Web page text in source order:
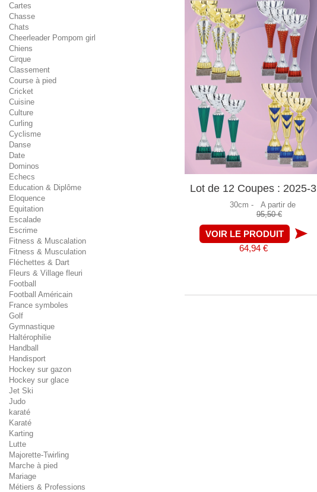
Cartes
Chasse
Chats
Cheerleader Pompom girl
Chiens
Cirque
Classement
Course à pied
Cricket
Cuisine
Culture
Curling
Cyclisme
Danse
Date
Dominos
Echecs
Education & Diplôme
Eloquence
Equitation
Escalade
Escrime
Fitness & Muscalation
Fitness & Musculation
Fléchettes & Dart
Fleurs & Village fleuri
Football
Football Américain
France symboles
Golf
Gymnastique
Haltérophilie
Handball
Handisport
Hockey sur gazon
Hockey sur glace
Jet Ski
Judo
karaté
Karaté
Karting
Lutte
Majorette-Twirling
Marche à pied
Mariage
Métiers & Professions
Lot de 12 Coupes : 2025-3
30cm -
A partir de
95,50 €
VOIR LE PRODUIT
64,94 €